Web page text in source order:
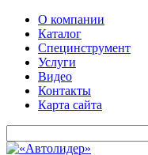
О компании
Каталог
Специнструмент
Услуги
Видео
Контакты
Карта сайта